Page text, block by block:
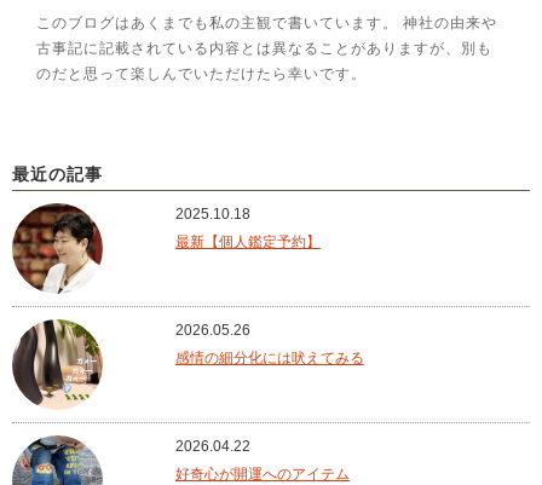
このブログはあくまでも私の主観で書いています。 神社の由来や
古事記に記載されている内容とは異なることがありますが、別も
のだと思って楽しんでいただけたら幸いです。
最近の記事
2025.10.18
最新【個人鑑定予約】
2026.05.26
感情の細分化には吠えてみる
2026.04.22
好奇心が開運へのアイテム